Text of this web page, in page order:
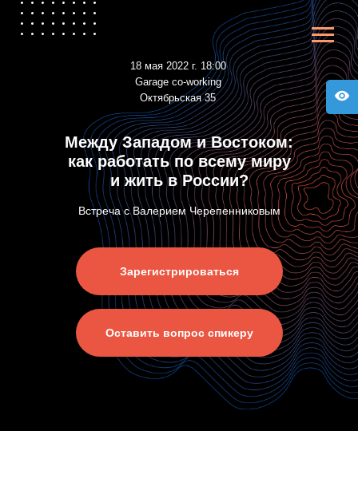
Между Западом и Востоком:
как работать по всему миру
и жить в России?
18 мая 2022 г. 18:00
Встреча с Валерием Черепенниковым
Garage co-working
Октябрьская 35
Зарегистрироваться
Оставить вопрос спикеру